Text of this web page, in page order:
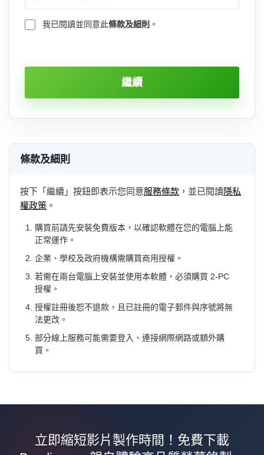
我已閱讀並同意此條款及細則 。
條款及細則
按下「繼續」按鈕即表示您同意服務條款 ，並已閱讀隱私
權政策 。
購買前請先安裝免費版本，以確認軟體在您的電腦上能
正常運作。
企業、學校及政府機構需購買商用授權。
若需在兩台電腦上安裝並使用本軟體，必須購買 2-PC
授權。
授權註冊後恕不退款，且已註冊的電子郵件與序號將無
法更改。
部分線上服務可能需要登入、連接網際網路或額外購
買。
立即縮短影片製作時間！免費下載